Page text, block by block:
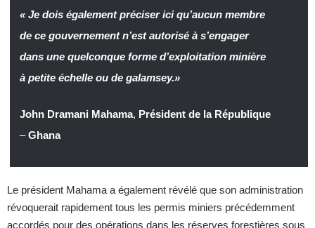
« Je dois également préciser ici qu’aucun membre
de ce gouvernement n’est autorisé à s’engager
dans une quelconque forme d’exploitation minière
à petite échelle ou de galamsey.»
John Dramani Mahama, Président de la République
–Ghana
Le président Mahama a également révélé que son administration
révoquerait rapidement tous les permis miniers précédemment
accordés pour des opérations dans les réserves forestières sous